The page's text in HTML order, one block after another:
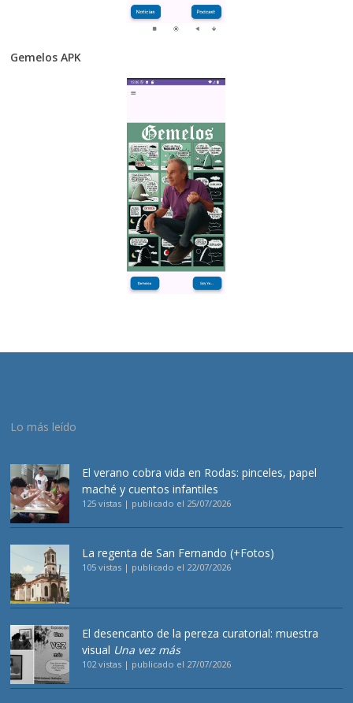
Gemelos APK
Lo más leído
El verano cobra vida en Rodas: pinceles, papel
maché y cuentos infantiles
125 vistas | publicado el 25/07/2026
La regenta de San Fernando (+Fotos)
105 vistas | publicado el 22/07/2026
El desencanto de la pereza curatorial: muestra
visual Una vez más
102 vistas | publicado el 27/07/2026